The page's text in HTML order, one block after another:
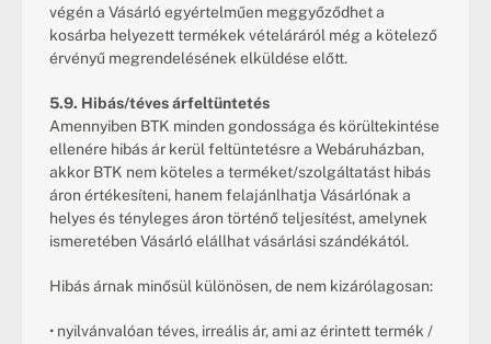
végén a Vásárló egyértelműen meggyőződhet a
kosárba helyezett termékek vételáráról még a kötelező
érvényű megrendelésének elküldése előtt.
5.9. Hibás/téves árfeltüntetés
Amennyiben BTK minden gondossága és körültekintése
ellenére hibás ár kerül feltüntetésre a Webáruházban,
akkor BTK nem köteles a terméket/szolgáltatást hibás
áron értékesíteni, hanem felajánlhatja Vásárlónak a
helyes és tényleges áron történő teljesítést, amelynek
ismeretében Vásárló elállhat vásárlási szándékától.
Hibás árnak minősül különösen, de nem kizárólagosan:
• nyilvánvalóan téves, irreális ár, ami az érintett termék /